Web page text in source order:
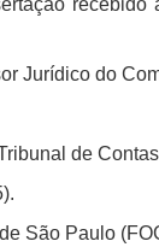
recebido
Jurídico do
de
São Paulo